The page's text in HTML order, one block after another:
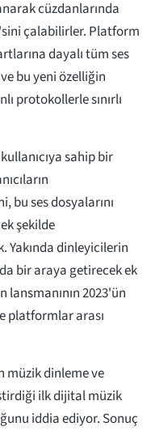
cüzdanlarında
çalabilirler. Platform
dayalı tüm ses
bu yeni özelliğin
protokollerle sınırlı
sahip bir
bu ses dosyalarını
şekilde
Yakında dinleyicilerin
bir araya getirecek ek
2023'ün
platformlar arası
müzik dinleme ve
ilk dijital müzik
iddia ediyor. Sonuç